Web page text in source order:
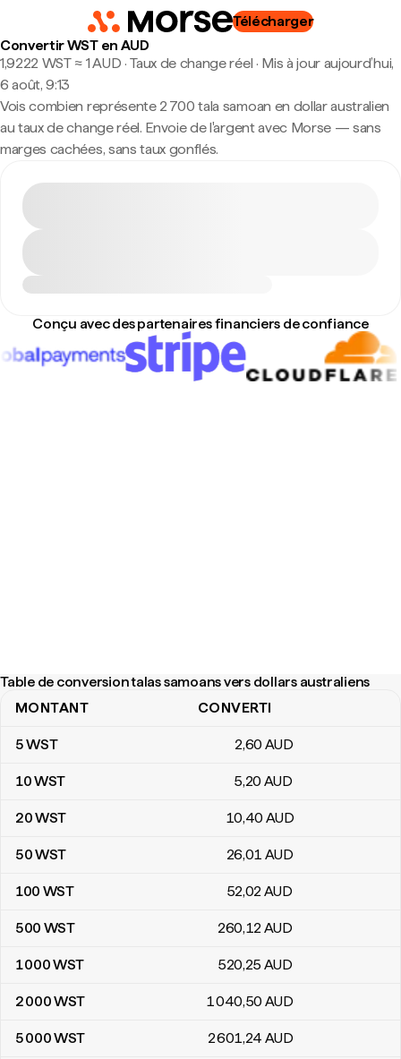
Télécharger
Convertir WST en AUD
1,9222 WST ≈ 1 AUD · Taux de change réel · Mis à jour aujourd’hui,
6 août, 9:13
Vois combien représente 2 700 tala samoan en dollar australien
au taux de change réel. Envoie de l'argent avec Morse — sans
marges cachées, sans taux gonflés.
Conçu avec des partenaires financiers de confiance
Table de conversion talas samoans vers dollars australiens
Table de conversion talas samoans vers dollars australiens
MONTANT CONVERTI
5WST 2,60 AUD
10WST 5,20 AUD
20WST 10,40 AUD
50WST 26,01 AUD
100 WST 52,02AUD
500 WST 260,12AUD
1 000WST 520,25 AUD
2 000WST 1 040,50 AUD
5 000WST 2 601,24 AUD